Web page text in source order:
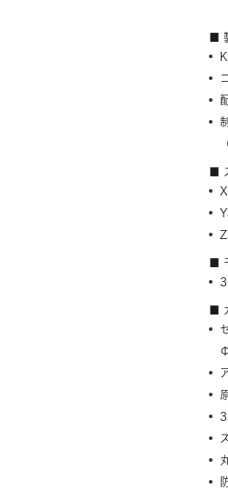
■
■
■
■
3